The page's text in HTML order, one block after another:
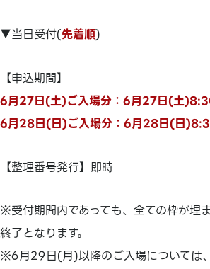
▼当日受付(先着順)
【申込期間】
6月27日(土)ご入場分：6月27日(土
6月28日(日)ご入場分：6月28日(日
【整理番号発行】即時
※受付期間内であっても、全ての枠が埋
終了となります。
※6月29日(月)以降のご入場については